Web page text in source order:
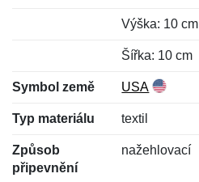
Výška: 10 cm
Šířka: 10 cm
Symbol země USA
Typ materiálu textil
Způsob
připevnění
nažehlovací